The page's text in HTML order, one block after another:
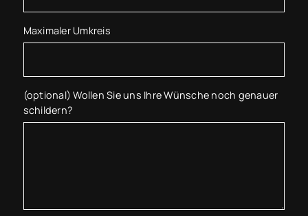
Maximaler Umkreis
(optional) Wollen Sie uns Ihre Wünsche noch genauer
schildern?